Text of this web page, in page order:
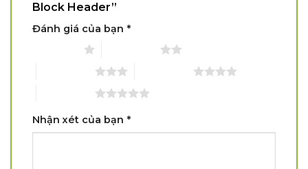
Block Header”
Đánh giá của bạn *
Nhận xét của bạn *